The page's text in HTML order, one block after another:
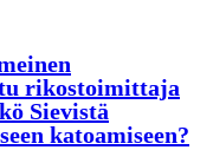
rikostoimittaja
Sievistä
katoamiseen?